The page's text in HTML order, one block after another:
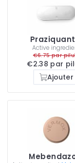
Active
€6.75 par
€2.38 par
Ajouter